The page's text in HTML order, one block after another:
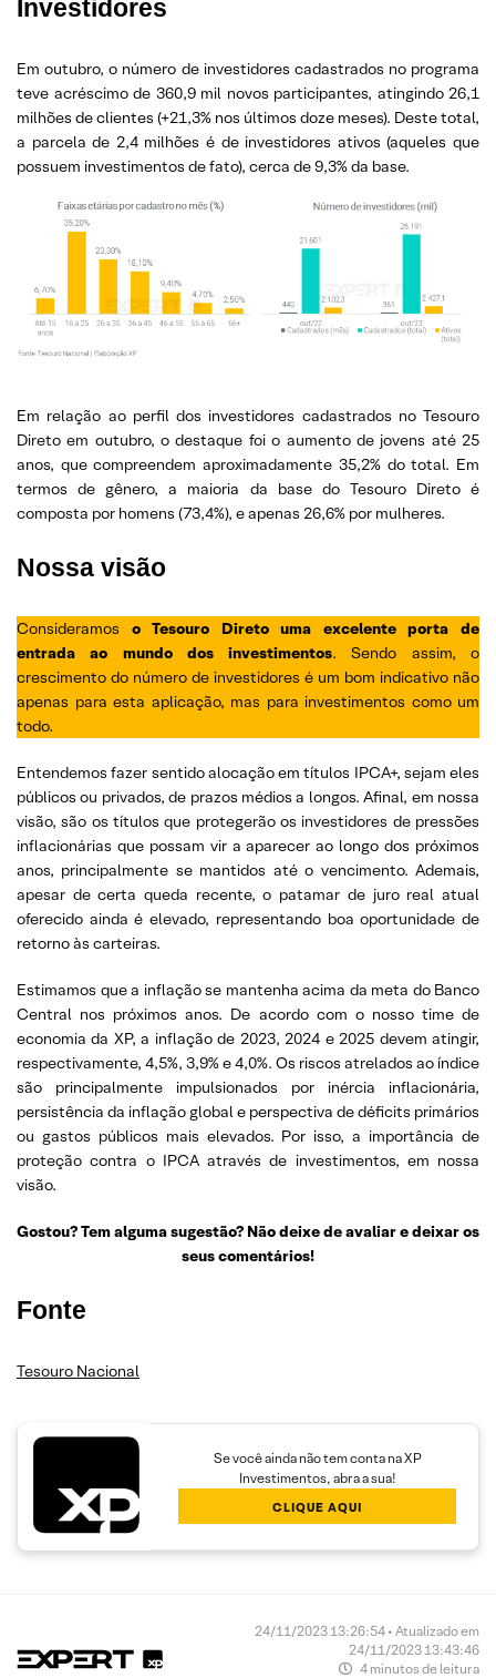
Investidores
Em outubro, o número de investidores cadastrados no programa
teve acréscimo de 360,9 mil novos participantes, atingindo 26,1
milhões de clientes (+21,3% nos últimos doze meses). Deste total,
a parcela de 2,4 milhões é de investidores ativos (aqueles que
possuem investimentos de fato), cerca de 9,3% da base.
Em relação ao perfil dos investidores cadastrados no Tesouro
Direto em outubro, o destaque foi o aumento de jovens até 25
anos, que compreendem aproximadamente 35,2% do total. Em
termos de gênero, a maioria da base do Tesouro Direto é
composta por homens (73,4%), e apenas 26,6% por mulheres.
Nossa visão
Consideramos o Tesouro Direto uma excelente porta de
entrada ao mundo dos investimentos. Sendo assim, o
crescimento do número de investidores é um bom indicativo não
apenas para esta aplicação, mas para investimentos como um
todo.
Entendemos fazer sentido alocação em títulos IPCA+, sejam eles
públicos ou privados, de prazos médios a longos. Afinal, em nossa
visão, são os títulos que protegerão os investidores de pressões
inflacionárias que possam vir a aparecer ao longo dos próximos
anos, principalmente se mantidos até o vencimento. Ademais,
apesar de certa queda recente, o patamar de juro real atual
oferecido ainda é elevado, representando boa oportunidade de
retorno às carteiras.
Estimamos que a inflação se mantenha acima da meta do Banco
Central nos próximos anos. De acordo com o nosso time de
economia da XP, a inflação de 2023, 2024 e 2025 devem atingir,
respectivamente, 4,5%, 3,9% e 4,0%. Os riscos atrelados ao índice
são principalmente impulsionados por inércia inflacionária,
persistência da inflação global e perspectiva de déficits primários
ou gastos públicos mais elevados. Por isso, a importância de
proteção contra o IPCA através de investimentos, em nossa
visão.
Gostou? Tem alguma sugestão? Não deixe de avaliar e deixar os
seus comentários!
Fonte
Tesouro Nacional
Se você ainda não tem conta na XP
Investimentos, abra a sua!
CLIQUE AQUI
24/11/2023 13:26:54 • Atualizado em
24/11/2023 13:43:46
4 minutos de leitura